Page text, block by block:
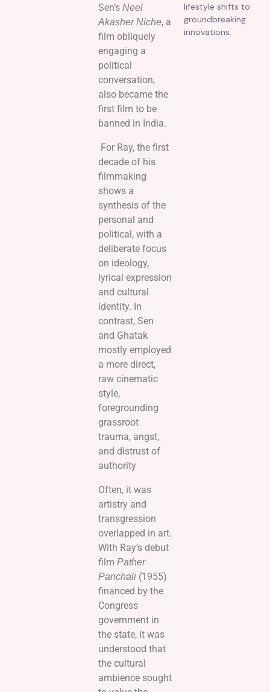
Sen’s Neel
Akasher Niche, a
film obliquely
engaging a
political
conversation,
also became the
first film to be
banned in India.
For Ray, the first
decade of his
filmmaking
shows a
synthesis of the
personal and
political, with a
deliberate focus
on ideology,
lyrical expression
and cultural
identity. In
contrast, Sen
and Ghatak
mostly employed
a more direct,
raw cinematic
style,
foregrounding
grassroot
trauma, angst,
and distrust of
authority
Often, it was
artistry and
transgression
overlapped in art.
With Ray’s debut
film Pather
Panchali(1955)
financed by the
Congress
government in
the state, it was
understood that
the cultural
ambience sought
lifestyle shifts to
groundbreaking
innovations.